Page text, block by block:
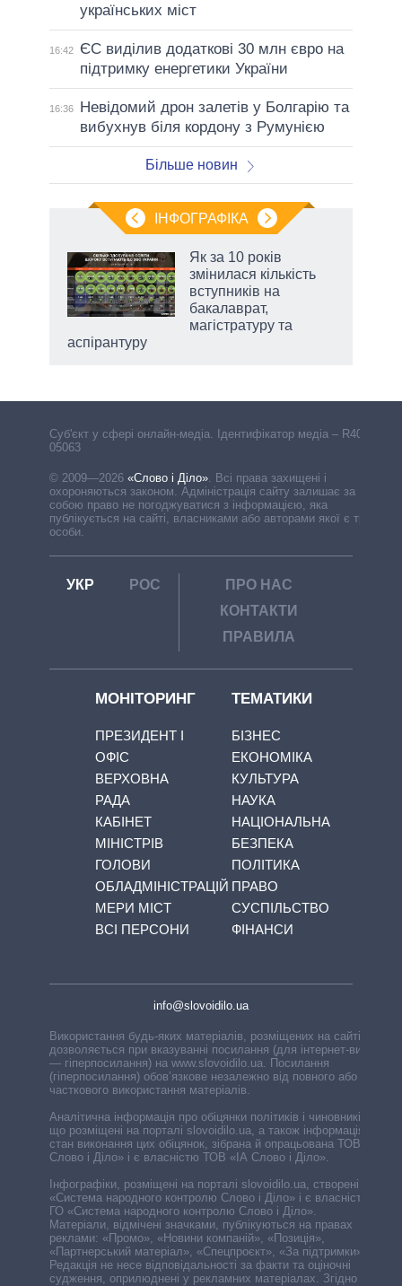
українських міст
16:42
ЄС виділив додаткові 30 млн євро на
підтримку енергетики України
16:36
Невідомий дрон залетів у Болгарію та
вибухнув біля кордону з Румунією
Більше новин
ІНФОГРАФІКА
Як за 10 років
змінилася кількість
вступників на
бакалаврат,
магістратуру та
аспірантуру
Cуб'єкт у сфері онлайн-медіа. Ідентифікатор медіа – R40-
05063
© 2009—2026 «Слово і Діло» Всі права захищені і
охороняються законом. Адміністрація сайту залишає за
собою право не погоджуватися з інформацією, яка
публікується на сайті, власниками або авторами якої є треті
особи.
УКР РОС
ПРО НАС
КОНТАКТИ
ПРАВИЛА
МОНІТОРИНГ
ПРЕЗИДЕНТ І
ОФІС
ВЕРХОВНА
РАДА
КАБІНЕТ
МІНІСТРІВ
ГОЛОВИ
ОБЛАДМІНІСТРАЦІЙ
МЕРИ МІСТ
ВСІ ПЕРСОНИ
ТЕМАТИКИ
БІЗНЕС
ЕКОНОМІКА
КУЛЬТУРА
НАУКА
НАЦІОНАЛЬНА
БЕЗПЕКА
ПОЛІТИКА
ПРАВО
СУСПІЛЬСТВО
ФІНАНСИ
info@slovoidilo.ua
Використання будь-яких матеріалів, розміщених на сайті,
дозволяється при вказуванні посилання (для інтернет-видань
— гіперпосилання) на www.slovoidilo.ua. Посилання
(гіперпосилання) обов’язкове незалежно від повного або
часткового використання матеріалів.
Аналітична інформація про обіцянки політиків і чиновників,
що розміщені на порталі slovoidilo.ua, а також інформація про
стан виконання цих обіцянок, зібрана й опрацьована ТОВ «ІА
Слово і Діло» і є власністю ТОВ «ІА Слово і Діло».
Інфографіки, розміщені на порталі slovoidilo.ua, створені ГО
«Система народного контролю Слово і Діло» і є власністю
ГО «Система народного контролю Слово і Діло».
Матеріали, відмічені значками, публікуються на правах
реклами: «Промо», «Новини компаній», «Позиція»,
«Партнерський матеріал», «Спецпроєкт», «За підтримки».
Редакція не несе відповідальності за факти та оціночні
судження, оприлюднені у рекламних матеріалах. Згідно з